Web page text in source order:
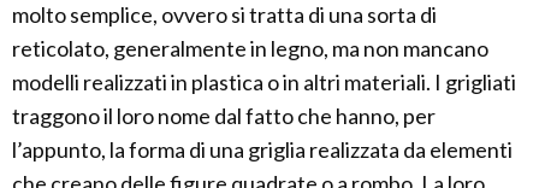
molto semplice, ovvero si tratta di una sorta di
reticolato, generalmente in legno, ma non mancano
modelli realizzati in plastica o in altri materiali. I grigliati
traggono il loro nome dal fatto che hanno, per
l’appunto, la forma di una griglia realizzata da elementi